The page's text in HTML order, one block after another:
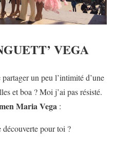
VEGA
un peu l’intimité d’une
et boa ? Moi j’ai pas résisté.
Maria Vega :
pour toi ?